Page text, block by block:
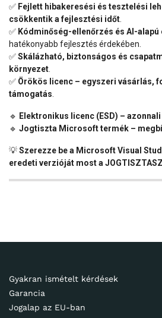
✅ Fejlett hibakeresési és tesztelési
csökkentik a fejlesztési időt.
✅ Kódminőség-ellenőrzés és AI-
hatékonyabb fejlesztés érdekében.
✅Skálázható, biztonságos és
környezet.
✅ Örökös licenc – egyszeri vásárlás,
támogatás.
🔹 Elektronikus licenc (ESD) –
🔹 Jogtiszta Microsoft termék –
💡Szerezze be a Microsoft Visual
eredeti verzióját most a
Gyakran ismételt kérdések
Garancia
Jogalap az EU-ban